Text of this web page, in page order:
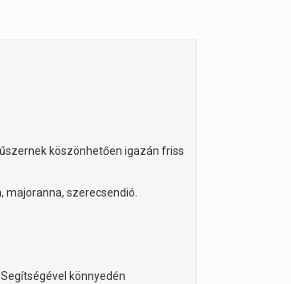
köszönhetően igazán friss
majoranna, szerecsendió.
könnyedén